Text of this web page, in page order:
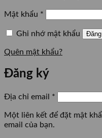
Mật khẩu *
buộc
Ghi nhớ mật khẩu
Quên mật khẩu?
Đăng ký
Địa chỉ email *
Một liên kết để đặt mật
email của bạn.